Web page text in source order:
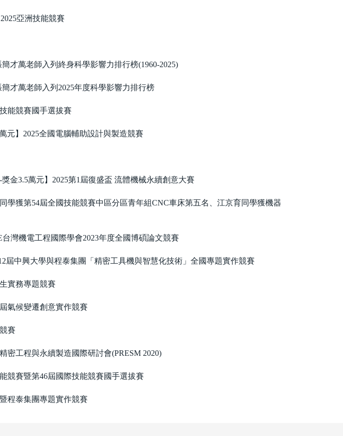
亞洲技能競賽
才萬老師入列終身科學影響力排行榜(1960-2025)
才萬老師入列2025年度科學影響力排行榜
能競賽國手選拔賽
元】2025全國電腦輔助設計與製造競賽
金3.5萬元】2025第1屆復盛盃 流體機械永續創意大賽
學獲第54屆全國技能競賽中區分區青年組CNC車床第五名、江京育同學獲機器
灣機電工程國際學會2023年度全國博碩論文競賽
屆中興大學與程泰集團「精密工具機與智慧化技術」全國專題實作競賽
實務專題競賽
氣候變遷創意實作競賽
賽
密工程與永續製造國際研討會(PRESM 2020)
競賽暨第46屆國際技能競賽國手選拔賽
程泰集團專題實作競賽